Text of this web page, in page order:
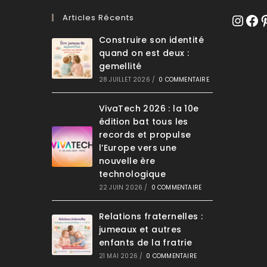
Articles Récents
Construire son identité
quand on est deux :
gemellité
28 JUILLET 2026 / 0 COMMENTAIRE
VivaTech 2026 : la 10e
édition bat tous les
records et propulse
l’Europe vers une
nouvelle ère
technologique
22 JUIN 2026 / 0 COMMENTAIRE
Relations fraternelles :
jumeaux et autres
enfants de la fratrie
21 MAI 2026 / 0 COMMENTAIRE